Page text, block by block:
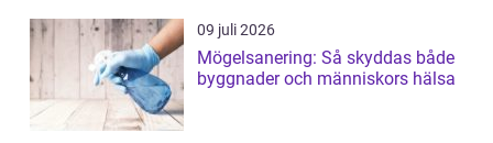
09 juli 2026
Mögelsanering: Så skyddas både
byggnader och människors hälsa